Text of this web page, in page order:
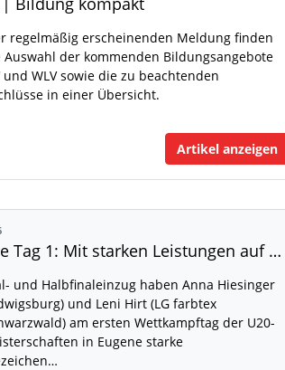
regelmäßig erscheinenden Meldung finden
Auswahl der kommenden Bildungsangebote
und WLV sowie die zu beachtenden
in einer Übersicht.
Artikel anzeigen
Eugene Tag 1: Mit starken Leistungen auf der WM-Bühne
und Halbfinaleinzug haben Anna Hiesinger
und Leni Hirt (LG farbtex
am ersten Wettkampftag der U20-
in Eugene starke